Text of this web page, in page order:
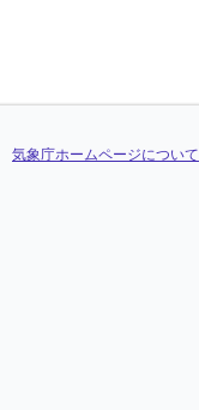
気象庁ホームページについて